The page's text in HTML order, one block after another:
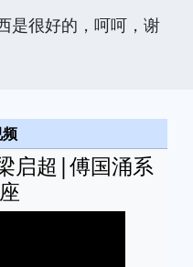
是很好的，呵呵，谢
启超|傅国涌系